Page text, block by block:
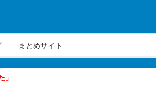
まとめサイト
」